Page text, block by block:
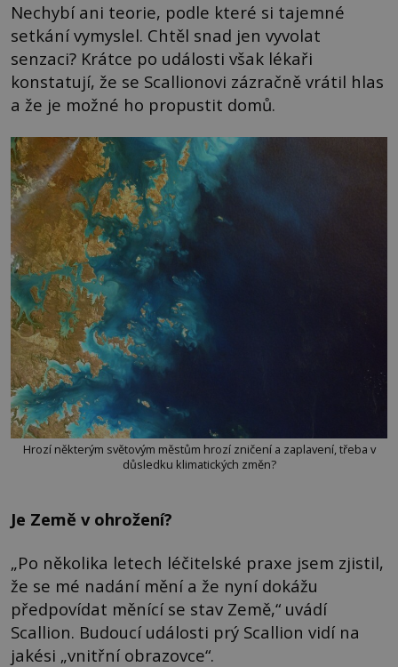
Nechybí ani teorie, podle které si tajemné
setkání vymyslel. Chtěl snad jen vyvolat
senzaci? Krátce po události však lékaři
konstatují, že se Scallionovi zázračně vrátil hlas
a že je možné ho propustit domů.
Hrozí některým světovým městům hrozí zničení a zaplavení, třeba v
důsledku klimatických změn?
Je Země v ohrožení?
„Po několika letech léčitelské praxe jsem zjistil,
že se mé nadání mění a že nyní dokážu
předpovídat měnící se stav Země,“ uvádí
Scallion. Budoucí události prý Scallion vidí na
jakési „vnitřní obrazovce“.